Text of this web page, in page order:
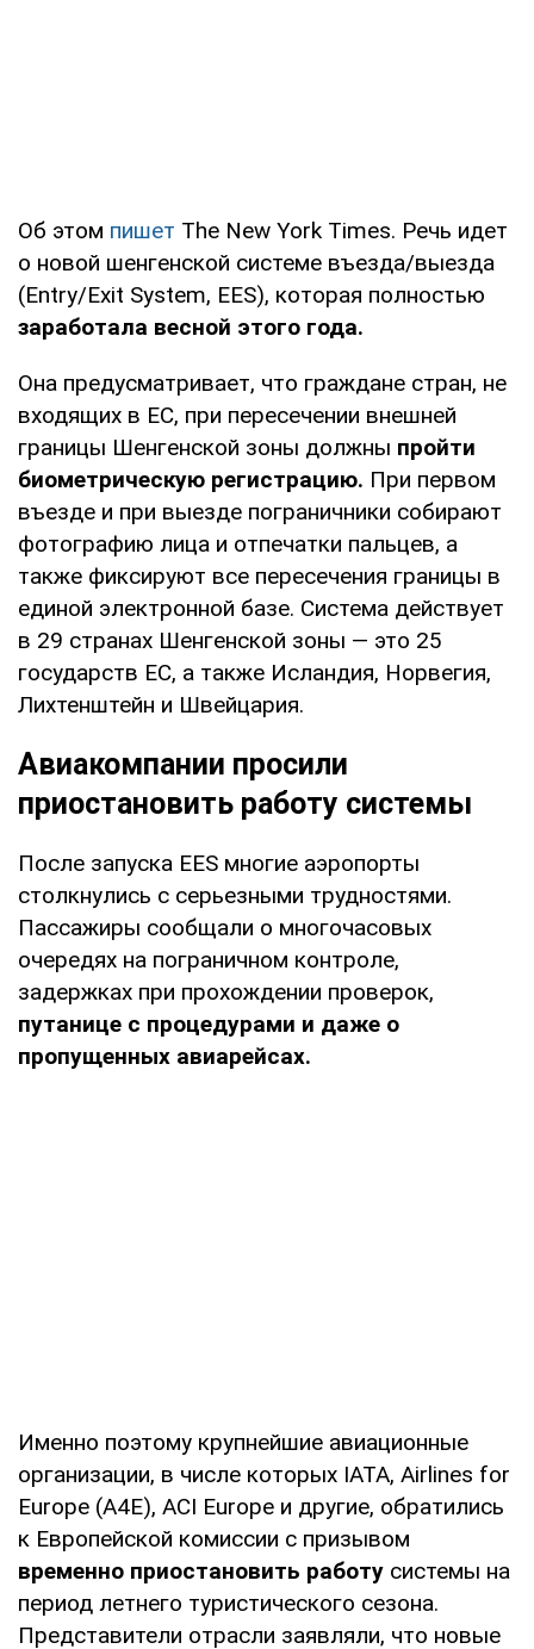
Об этом пишет The New York Times. Речь идет
о новой шенгенской системе въезда/выезда
(Entry/Exit System, EES), которая полностью
заработала весной этого года.
Она предусматривает, что граждане стран, не
входящих в ЕС, при пересечении внешней
границы Шенгенской зоны должны пройти
биометрическую регистрацию. При первом
въезде и при выезде пограничники собирают
фотографию лица и отпечатки пальцев, а
также фиксируют все пересечения границы в
единой электронной базе. Система действует
в 29 странах Шенгенской зоны — это 25
государств ЕС, а также Исландия, Норвегия,
Лихтенштейн и Швейцария.
Авиакомпании просили
приостановить работу системы
После запуска EES многие аэропорты
столкнулись с серьезными трудностями.
Пассажиры сообщали о многочасовых
очередях на пограничном контроле,
задержках при прохождении проверок,
путанице с процедурами и даже о
пропущенных авиарейсах.
Именно поэтому крупнейшие авиационные
организации, в числе которых IATA, Airlines for
Europe (A4E), ACI Europe и другие, обратились
к Европейской комиссии с призывом
временно приостановить работу системы на
период летнего туристического сезона.
Представители отрасли заявляли, что новые